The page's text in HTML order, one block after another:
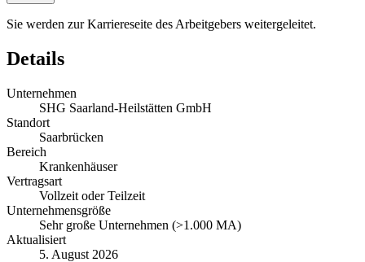
Sie werden zur Karriereseite des Arbeitgebers weitergeleitet.
Details
Unternehmen
SHG Saarland-Heilstätten GmbH
Standort
Saarbrücken
Bereich
Krankenhäuser
Vertragsart
Vollzeit oder Teilzeit
Unternehmensgröße
Sehr große Unternehmen (>1.000 MA)
Aktualisiert
5. August 2026